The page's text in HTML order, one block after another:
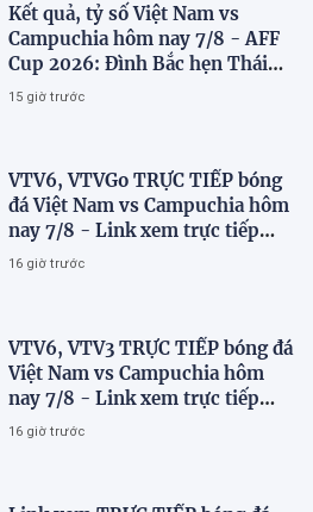
Kết quả, tỷ số Việt Nam vs
Campuchia hôm nay 7/8 - AFF
Cup 2026: Đình Bắc hẹn Thái
Lan ở chung kết?
15 giờ trước
VTV6, VTVGo TRỰC TIẾP bóng
đá Việt Nam vs Campuchia hôm
nay 7/8 - Link xem trực tiếp
AFF Cup 2026 mới nhất
16 giờ trước
VTV6, VTV3 TRỰC TIẾP bóng đá
Việt Nam vs Campuchia hôm
nay 7/8 - Link xem trực tiếp
AFF Cup 2026 mới nhất
16 giờ trước